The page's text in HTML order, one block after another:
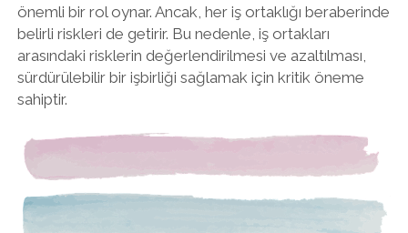
önemli bir rol oynar. Ancak, her iş ortaklığı beraberinde
belirli riskleri de getirir. Bu nedenle, iş ortakları
arasındaki risklerin değerlendirilmesi ve azaltılması,
sürdürülebilir bir işbirliği sağlamak için kritik öneme
sahiptir.